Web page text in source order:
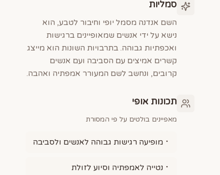
סמליות
השם אנדנה מסמל יופי וחיבור לטבע, הוא
נישא על ידי אנשים שמאופיינים ברגישות
ואכפתיות גבוהה. בתרבויות השונות הוא מייצג
קשרים אמיצים עם הסביבה ועם אנשים
קרובים, ונחשב לשם המעורר אמפתיה ואהבה.
תכונות אופי
מאפיינים בולטים על פי המסורת
מופיעה רגישות גבוהה לאנשים ולסביבה
נטייה לאמפתיה וסיוע לזולת